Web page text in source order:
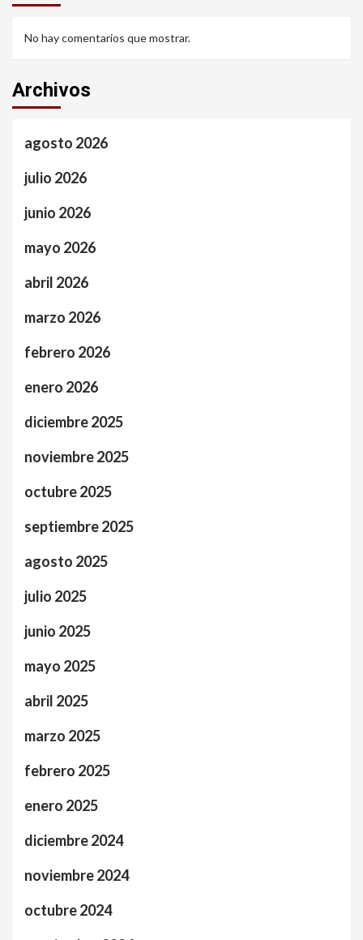
No hay comentarios que mostrar.
Archivos
agosto 2026
julio 2026
junio 2026
mayo 2026
abril 2026
marzo 2026
febrero 2026
enero 2026
diciembre 2025
noviembre 2025
octubre 2025
septiembre 2025
agosto 2025
julio 2025
junio 2025
mayo 2025
abril 2025
marzo 2025
febrero 2025
enero 2025
diciembre 2024
noviembre 2024
octubre 2024